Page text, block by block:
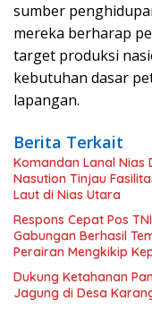
sumber
mereka berharap
target produksi
kebutuhan dasar
lapangan.
Berita Terkait
Komandan Lanal Nias
Nasution Tinjau
Laut di Nias Utara
Respons Cepat Pos
Gabungan Berhasil
Perairan Mengkikip
Dukung Ketahanan
Jagung di Desa